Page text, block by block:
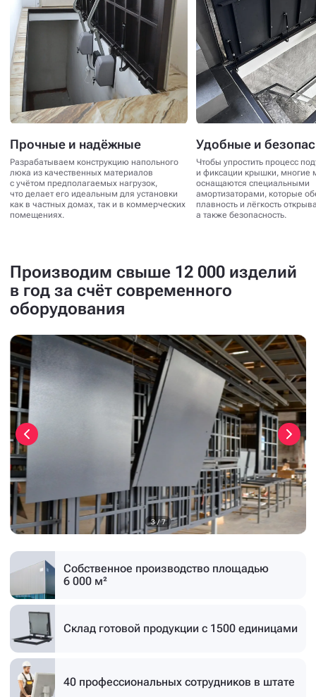
Прочные и надёжные
Разрабатываем конструкцию напольного
люка из качественных материалов
с учётом предполагаемых нагрузок,
что делает его идеальным для установки
как в частных домах, так и в коммерческих
помещениях.
Удобные и
Чтобы упростить процесс
и фиксации крышки, многие
оснащаются специальными
амортизаторами, которые
плавность и лёгкость
а также безопасность.
Производим свыше 12 000 изделий
в год за счёт современного
оборудования
3 / 7
Собственное производство площадью
6 000 м²
Склад готовой продукции с 1500 единицами
40 профессиональных сотрудников в штате